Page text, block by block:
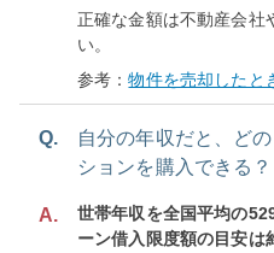
正確な金額は不動産会社
い。
参考：物件を売却したと
Q.
自分の年収だと、ど
ションを購入できる？
A.
世帯年収を全国平均の
ーン借入限度額の目安は